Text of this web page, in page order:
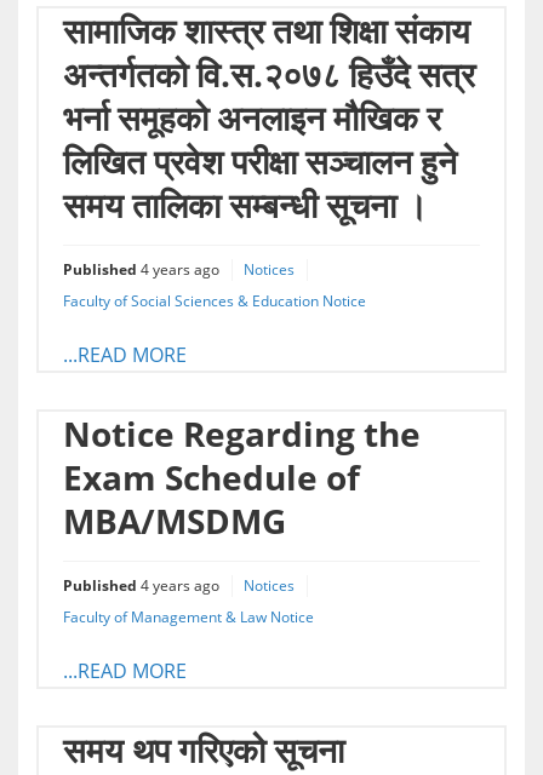
सामाजिक शास्त्र तथा शिक्षा संकाय
अन्तर्गतको वि.स.२०७८ हिउँदे सत्र
भर्ना समूहको अनलाइन मौखिक र
लिखित प्रवेश परीक्षा सञ्चालन हुने
समय तालिका सम्बन्धी सूचना ।
Published 4 years ago
Notices
Faculty of Social Sciences & Education Notice
...READ MORE
Notice Regarding the
Exam Schedule of
MBA/MSDMG
Published 4 years ago
Notices
Faculty of Management & Law Notice
...READ MORE
समय थप गरिएको सूचना